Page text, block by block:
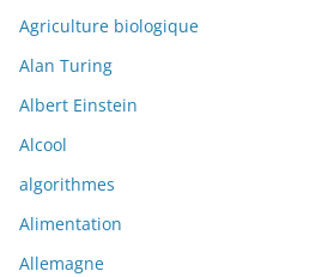
Agriculture biologique
Alan Turing
Albert Einstein
Alcool
algorithmes
Alimentation
Allemagne